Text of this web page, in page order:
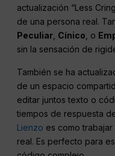
actualización “Less
de una persona real.
Peculiar Cínico , o
sin la sensación de
También se ha
de un espacio
editar juntos texto o
tiempos de respuesta
Lienzo es como
real. Es perfecto para